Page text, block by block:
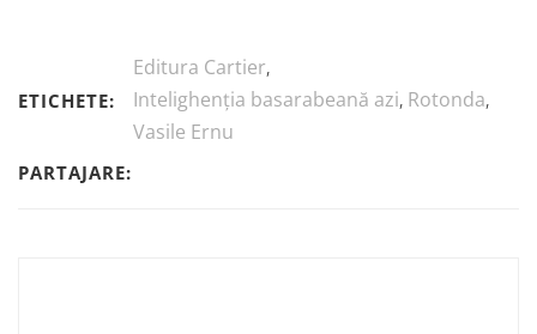
ETICHETE:
Editura Cartier,
Intelighenția basarabeană azi, Rotonda,
Vasile Ernu
PARTAJARE: